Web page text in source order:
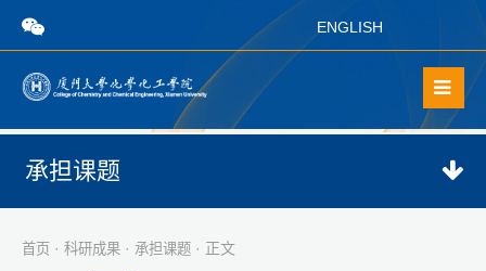
ENGLISH
承担课题
首页 · 科研成果 · 承担课题 · 正文